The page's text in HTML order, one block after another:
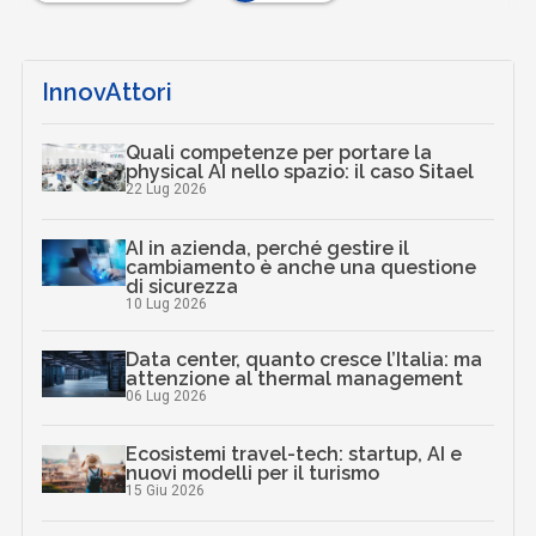
InnovAttori
Quali competenze per portare la
physical AI nello spazio: il caso Sitael
22 Lug 2026
AI in azienda, perché gestire il
cambiamento è anche una questione
di sicurezza
10 Lug 2026
Data center, quanto cresce l’Italia: ma
attenzione al thermal management
06 Lug 2026
Ecosistemi travel-tech: startup, AI e
nuovi modelli per il turismo
15 Giu 2026